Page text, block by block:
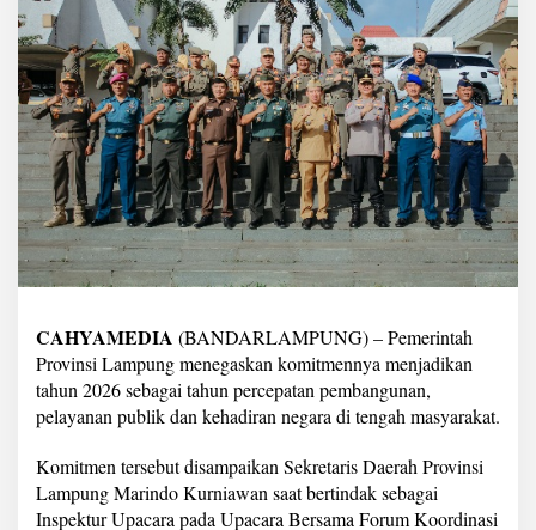
g
T
e
g
a
s
k
a
n
T
a
h
u
n
0
2
6
s
e
a
g
a
CAHYAMEDIA (BANDARLAMPUNG) – Pemerintah
Provinsi Lampung menegaskan komitmennya menjadikan
tahun 2026 sebagai tahun percepatan pembangunan,
pelayanan publik dan kehadiran negara di tengah masyarakat.
Komitmen tersebut disampaikan Sekretaris Daerah Provinsi
Lampung Marindo Kurniawan saat bertindak sebagai
Inspektur Upacara pada Upacara Bersama Forum Koordinasi